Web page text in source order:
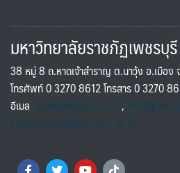
มหาวิทยาลัยราชภัฏเพชรบุรี
38 หมู่ 8 ถ.หาดเจ้าสำราญ ต.นาวุ้ง อ.เมือง
โทรศัพท์ 0 3270 8612 โทรสาร 0 3270
อีเมล saraban@pbru.ac.th,
international@mail.pbru.ac.th